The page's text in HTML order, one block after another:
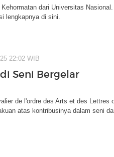
dari Universitas Nasional.
lengkapnya di sini.
22:02 WIB
Seni Bergelar
de l'ordre des Arts et des Lettres
atas kontribusinya dalam seni